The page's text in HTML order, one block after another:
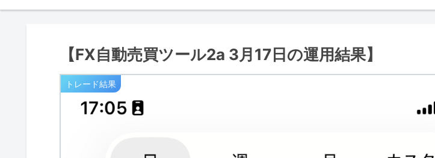
【FX自動売買ツール2a 3月17日の運用結果】
トレード結果